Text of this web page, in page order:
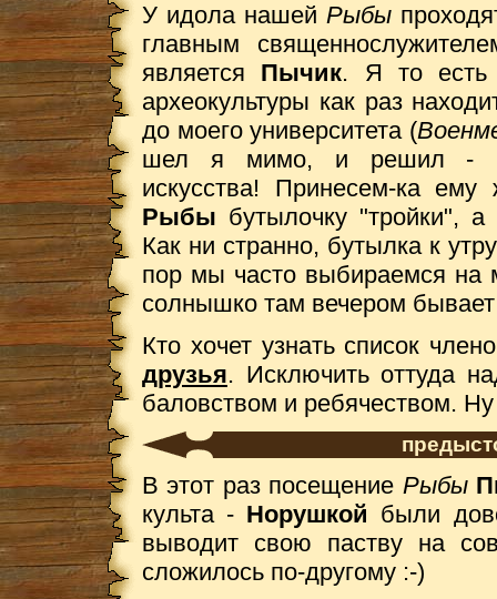
У идола нашейРыбы
главным
является Пычик. Я то есть
археокультуры как раз
до моего университета (
шел я мимо, и решил -
искусства! Принесем-ка
Рыбы бутылочку "тройки",
Как ни странно, бутылка к
пор мы часто выбираемся
солнышко там вечером
Кто хочет узнать список
друзья. Исключить оттуда
баловством и ребячеством. Ну
В этот раз посещение Рыбы
культа - Норушкой были
выводит свою паству на
сложилось по-другому :-)